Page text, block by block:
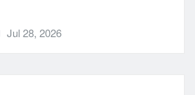
Jul 28, 2026